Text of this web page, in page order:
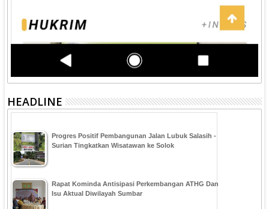
HEADLINE
Progres Positif Pembangunan Jalan Lubuk Salasih -
Surian Tingkatkan Wisatawan ke Solok
Rapat Kominda Antisipasi Perkembangan ATHG Dan
Isu Aktual Diwilayah Sumbar